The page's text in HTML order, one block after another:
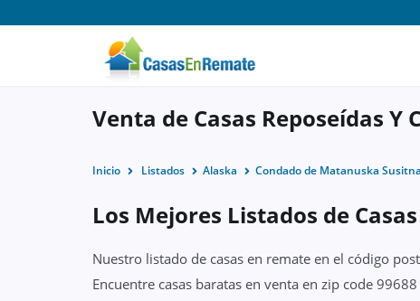
Venta de Casas Reposeídas Y
Inicio Listados Alaska Condado de Matanuska Susitna
Los Mejores Listados de
Nuestro listado de casas en remate en el código
Encuentre casas baratas en venta en zip code